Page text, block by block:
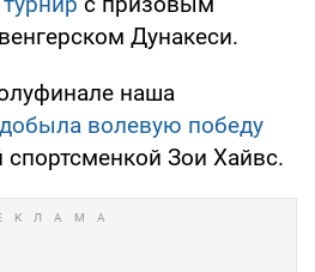
Дунакеси.
наша
добыла волевую победу
спортсменкой Зои Хайвс.